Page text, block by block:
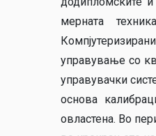
мерната
управување со
управувачки
основа
овластена. Во